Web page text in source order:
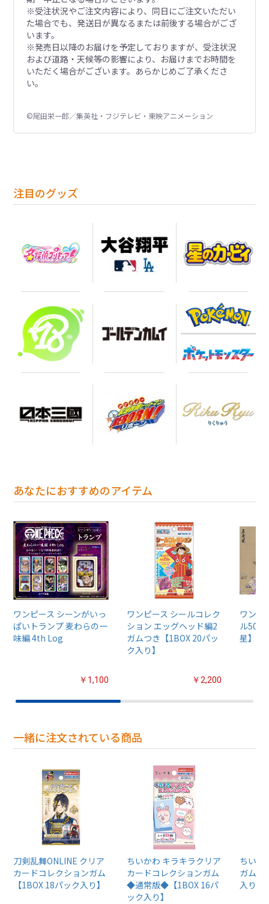
※受注状況やご注文内容により、同日にご注文いただい
た場合でも、発送日が異なるまたは前後する場合がござ
います。
※発売日以降のお届けを予定しておりますが、受注状況
および道路・天候等の影響により、お届けまでお時間を
いただく場合がございます。あらかじめご了承くださ
い。
©尾田栄一郎／集英社・フジテレビ・東映アニメーション
注目のグッズ
あなたにおすすめのアイテム
ワンピース シーンがいっ
ぱいトランプ 麦わらの一
味編 4th Log
￥1,100
ワンピース シールコレク
ション エッグヘッド編2
ガムつき【1BOX 20パッ
ク入り】
￥2,200
ワンピ
ル500
星】
一緒に注文されている商品
刀剣乱舞ONLINE クリア
カードコレクションガム
【1BOX 18パック入り】
ちいかわ キラキラクリア
カードコレクションガム
◆通常版◆【1BOX 16パ
ック入り】
ちいか
ガム4
入り】